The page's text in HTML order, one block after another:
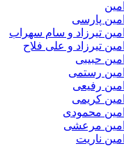
و سام سهراب
و علی فلاح